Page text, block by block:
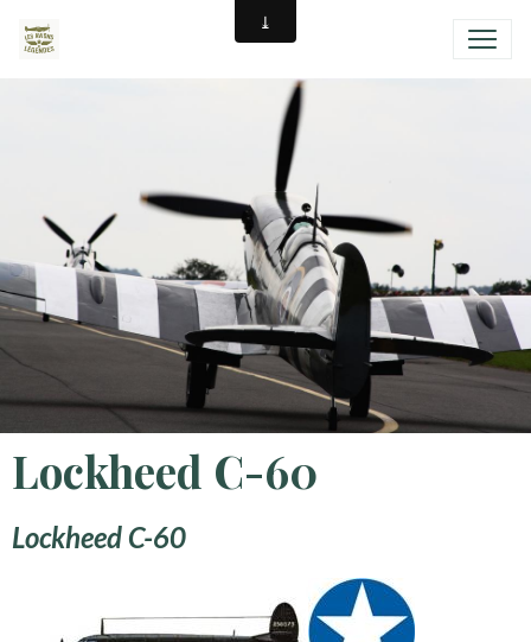
Lockheed C-60
Lockheed C-60